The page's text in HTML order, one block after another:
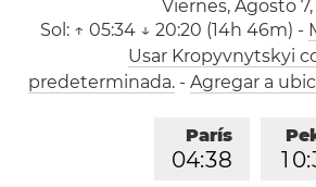
Viernes, Agosto
Sol: ↑ 05:34 ↓ 20:20 (14h 46m) -
Usar Kropyvnytskyi
predeterminada.- Agregar a
1 0:
París
04:38